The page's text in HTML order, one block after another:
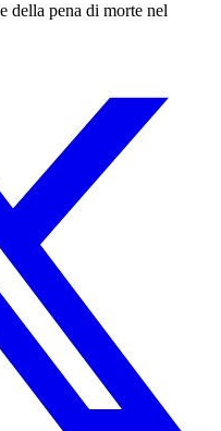
della pena di morte nel